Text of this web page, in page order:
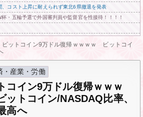
コスト上昇に耐えられず東北6県撤退を発表
杯・五輪予選で外国審判員や監督官を性接待！！！！
ビットコイン9万ドル復帰ｗｗｗｗ ビットコイ
・産業・労働
コイン9万ドル復帰ｗｗｗ
トコイン/NASDAQ比率、
高へ